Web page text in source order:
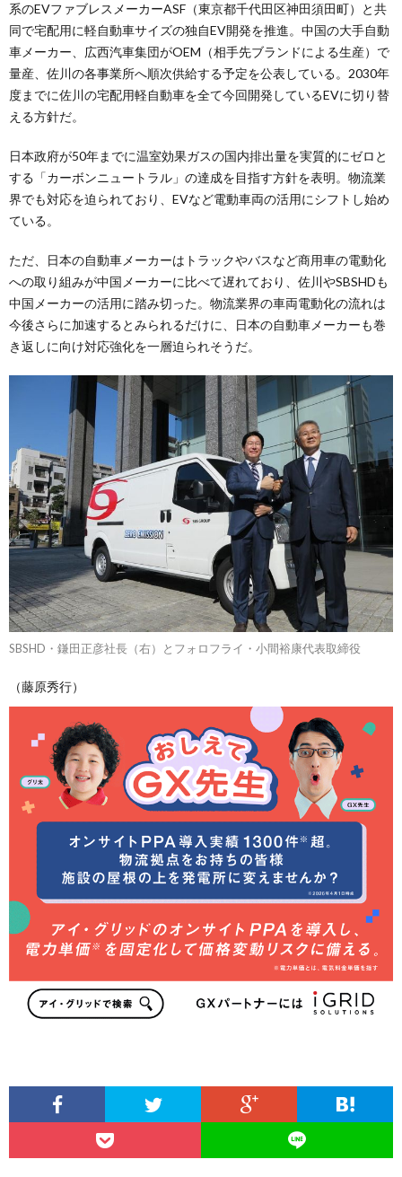
系のEVファブレスメーカーASF（東京都千代田区神田須田町）と共
同で宅配用に軽自動車サイズの独自EV開発を推進。中国の大手自動
車メーカー、広西汽車集団がOEM（相手先ブランドによる生産）で
量産、佐川の各事業所へ順次供給する予定を公表している。2030年
度までに佐川の宅配用軽自動車を全て今回開発しているEVに切り替
える方針だ。
日本政府が50年までに温室効果ガスの国内排出量を実質的にゼロと
する「カーボンニュートラル」の達成を目指す方針を表明。物流業
界でも対応を迫られており、EVなど電動車両の活用にシフトし始め
ている。
ただ、日本の自動車メーカーはトラックやバスなど商用車の電動化
への取り組みが中国メーカーに比べて遅れており、佐川やSBSHDも
中国メーカーの活用に踏み切った。物流業界の車両電動化の流れは
今後さらに加速するとみられるだけに、日本の自動車メーカーも巻
き返しに向け対応強化を一層迫られそうだ。
SBSHD・鎌田正彦社長（右）とフォロフライ・小間裕康代表取締役
（藤原秀行）